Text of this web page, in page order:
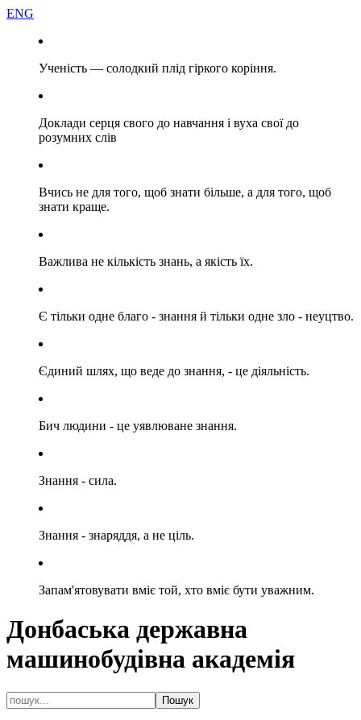
ENG
Ученість — солодкий плід гіркого коріння.
Доклади серця свого до навчання і вуха свої до
розумних слів
Вчись не для того, щоб знати більше, а для того, щоб
знати краще.
Важлива не кількість знань, а якість їх.
Є тільки одне благо - знання й тільки одне зло - неуцтво.
Єдиний шлях, що веде до знання, - це діяльність.
Бич людини - це уявлюване знання.
Знання - сила.
Знання - знаряддя, а не ціль.
Запам'ятовувати вміє той, хто вміє бути уважним.
Донбаська державна
машинобудівна академія